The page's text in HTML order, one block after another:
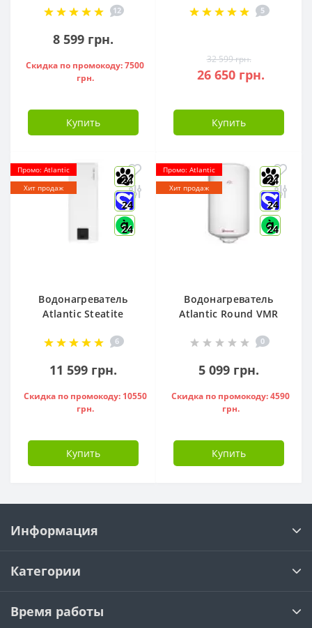
851188
12
8 599 грн.
Скидка по промокоду: 7500
грн.
Купить
S12FTXLA2-NG (WI-
5
32 599 грн.
26 650 грн.
Купить
Промо: Atlantic
Хит продаж
24
24
24
Водонагреватель
Atlantic Steatite
1500W, - 841286
6
11 599 грн.
Скидка по промокоду: 10550
грн.
Купить
Промо: Atlantic
Хит продаж
24
24
24
Водонагреватель
Atlantic Round VMR
951136
0
5 099 грн.
Скидка по промокоду: 4590
грн.
Купить
Информация
Категории
Время работы